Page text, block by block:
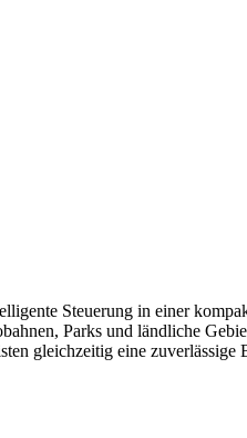
Steuerung in einer
Parks und ländliche
gleichzeitig eine zuverlässige